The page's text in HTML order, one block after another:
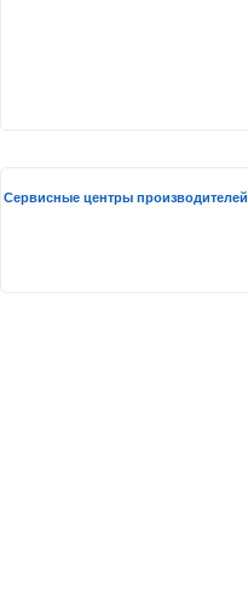
Сервисные центры производителей